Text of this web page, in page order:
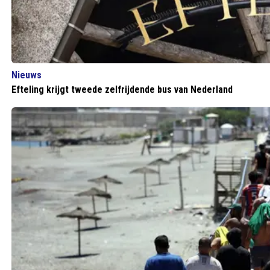
Nieuws
Efteling krijgt tweede zelfrijdende bus van Nederland